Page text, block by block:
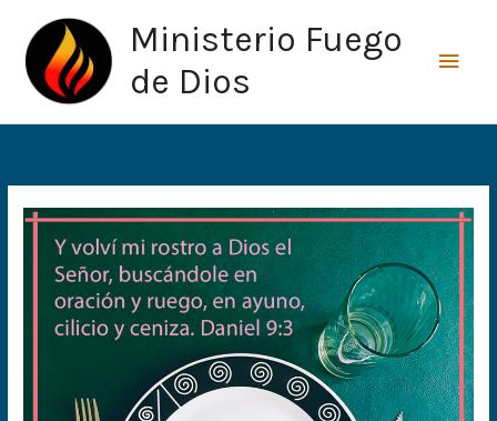
contenido
Ministerio Fuego
de Dios